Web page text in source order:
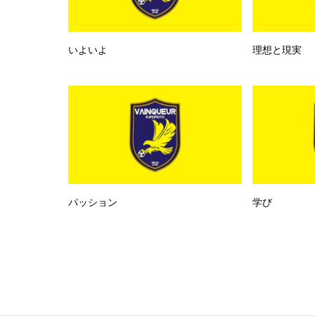
いよいよ 理想と現実
パッション 学び